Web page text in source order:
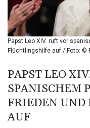
Papst Leo XIV. ruft vor
Flüchtlingshilfe auf / Foto: ©
PAPST LEO
SPANISCHEM
FRIEDEN
AUF